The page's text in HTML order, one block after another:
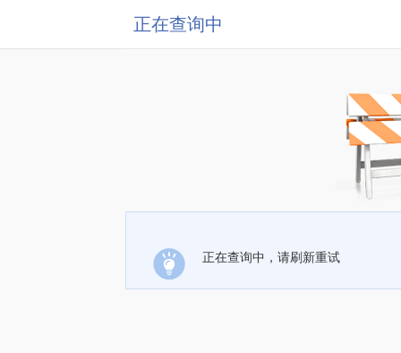
正在查询中
正在查询中，请刷新重试